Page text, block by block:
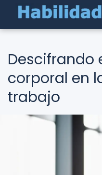
Descifrando
corporal en
trabajo